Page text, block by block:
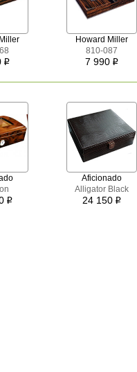
i
Howard Miller
810-087
7 990 i
i
Aficionado
Alligator Black
24 150 i